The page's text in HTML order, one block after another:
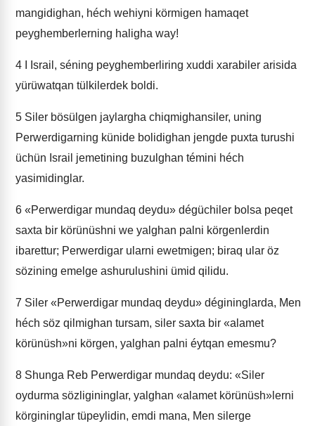
mangidighan, héch wehiyni körmigen hamaqet
peyghemberlerning haligha way!
4 I Israil, séning peyghemberliring xuddi xarabiler arisida
yürüwatqan tülkilerdek boldi.
5 Siler bösülgen jaylargha chiqmighansiler, uning
Perwerdigarning künide bolidighan jengde puxta turushi
üchün Israil jemetining buzulghan témini héch
yasimidinglar.
6 «Perwerdigar mundaq deydu» dégüchiler bolsa peqet
saxta bir körünüshni we yalghan palni körgenlerdin
ibarettur; Perwerdigar ularni ewetmigen; biraq ular öz
sözining emelge ashurulushini ümid qilidu.
7 Siler «Perwerdigar mundaq deydu» dégininglarda, Men
héch söz qilmighan tursam, siler saxta bir «alamet
körünüsh»ni körgen, yalghan palni éytqan emesmu?
8 Shunga Reb Perwerdigar mundaq deydu: «Siler
oydurma sözligininglar, yalghan «alamet körünüsh»lerni
körgininglar tüpeylidin, emdi mana, Men silerge